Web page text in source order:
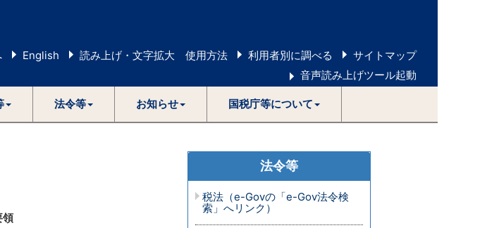
English 読み上げ・文字拡大 使用方法 利用者別に調べる
サイトマップ
音声読み上げツール起動
法令等 お知らせ 国税庁等について
領
法令等
税法（e-Govの「e-Gov法令検
索」へリンク）